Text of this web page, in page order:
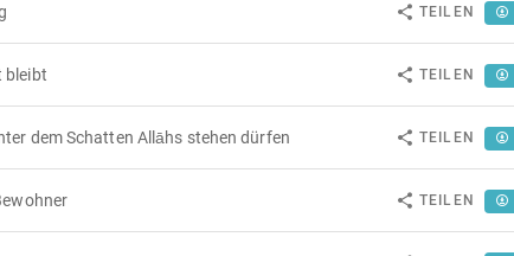
TEILEN
bleibt TEILEN
dem Schatten Allāhs stehen dürfen TEILEN
TEILEN